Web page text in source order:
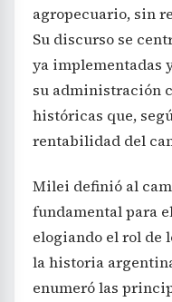
agropecuario, sin
Su discurso se
ya implementadas
su administración
históricas que,
rentabilidad del
Milei definió al
fundamental para
elogiando el rol de
la historia
enumeró las